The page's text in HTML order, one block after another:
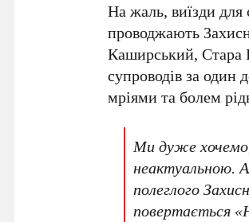
На жаль, виїзди
проводжають
Каширський, Стара
супроводів за один
мріями та болем
Ми дуже
неактуальною.
полеглого
повертається